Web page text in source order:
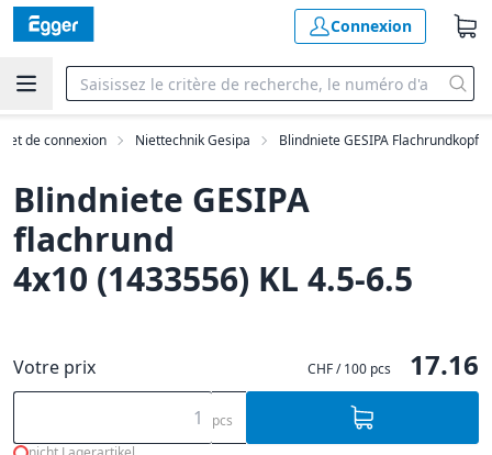
Connexion
et de connexion Niettechnik Gesipa Blindniete GESIPA Flachrundkopf
Blindniete GESIPA
flachrund
4x10 (1433556) KL 4.5-6.5
Votre prix CHF / 100 pcs 17.16
pcs